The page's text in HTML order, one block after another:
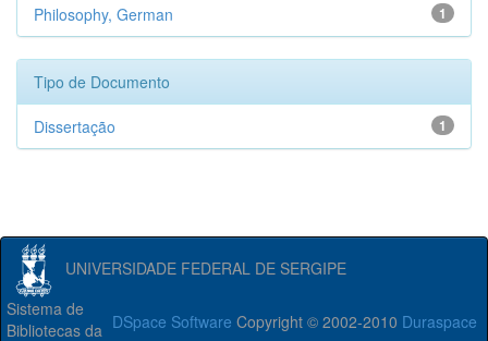
1
Philosophy, German
Tipo de Documento
1
Dissertação
UNIVERSIDADE FEDERAL DE SERGIPE
DSpace Software Copyright © 2002-2010 Duraspace
Sistema de
Bibliotecas da